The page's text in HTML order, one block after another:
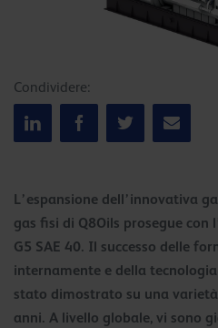
Condividere:
L’espansione dell’innovativa
gas fisi di Q8Oils prosegue con
G5 SAE 40. Il successo delle
internamente e della
stato dimostrato su una
anni. A livello globale, vi sono